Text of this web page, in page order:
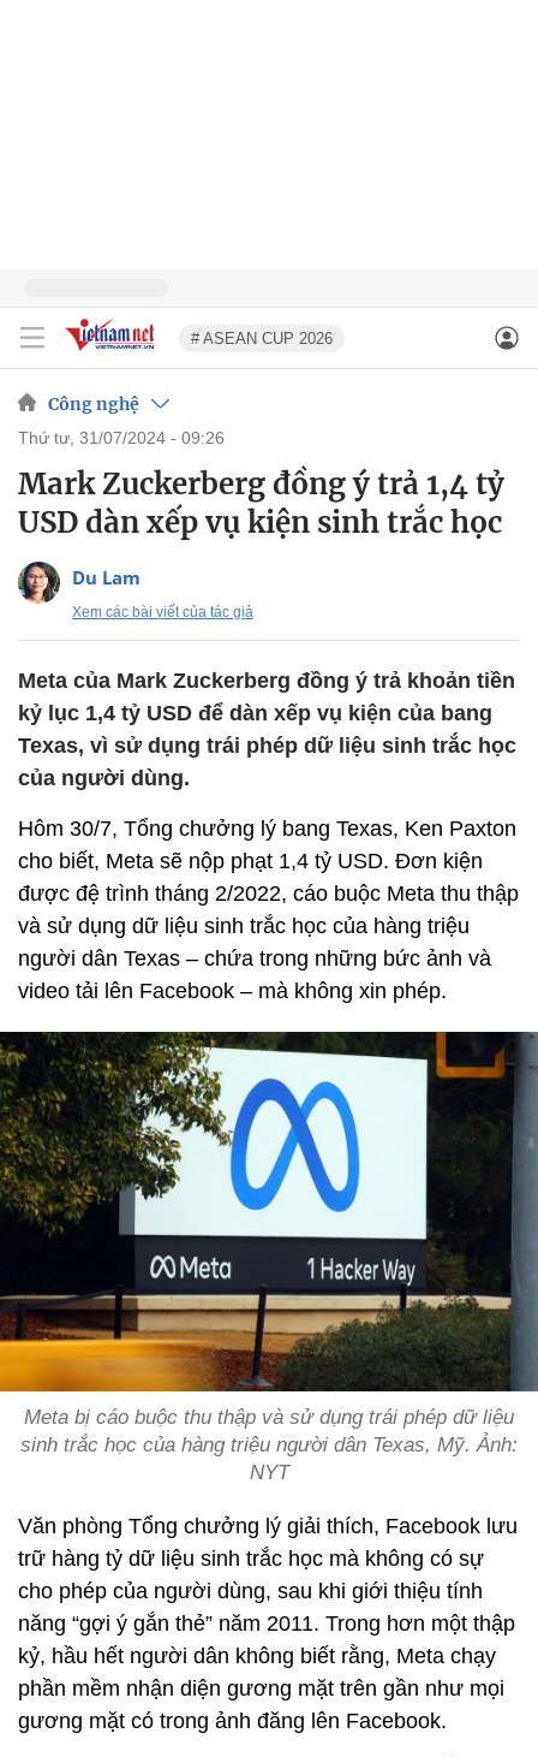
# ASEAN CUP 2026
Công nghệ
thứ tư, 31/07/2024 - 09:26
Mark Zuckerberg đồng ý trả 1,4 tỷ
USD dàn xếp vụ kiện sinh trắc học
Du Lam
Xem các bài viết của tác giả
Meta của Mark Zuckerberg đồng ý trả khoản tiền
kỷ lục 1,4 tỷ USD để dàn xếp vụ kiện của bang
Texas, vì sử dụng trái phép dữ liệu sinh trắc học
của người dùng.
Hôm 30/7, Tổng chưởng lý bang Texas, Ken Paxton
cho biết, Meta sẽ nộp phạt 1,4 tỷ USD. Đơn kiện
được đệ trình tháng 2/2022, cáo buộc Meta thu thập
và sử dụng dữ liệu sinh trắc học của hàng triệu
người dân Texas – chứa trong những bức ảnh và
video tải lên Facebook – mà không xin phép.
Meta bị cáo buộc thu thập và sử dụng trái phép dữ liệu
sinh trắc học của hàng triệu người dân Texas, Mỹ. Ảnh:
NYT
Văn phòng Tổng chưởng lý giải thích, Facebook lưu
trữ hàng tỷ dữ liệu sinh trắc học mà không có sự
cho phép của người dùng, sau khi giới thiệu tính
năng “gợi ý gắn thẻ” năm 2011. Trong hơn một thập
kỷ, hầu hết người dân không biết rằng, Meta chạy
phần mềm nhận diện gương mặt trên gần như mọi
gương mặt có trong ảnh đăng lên Facebook.